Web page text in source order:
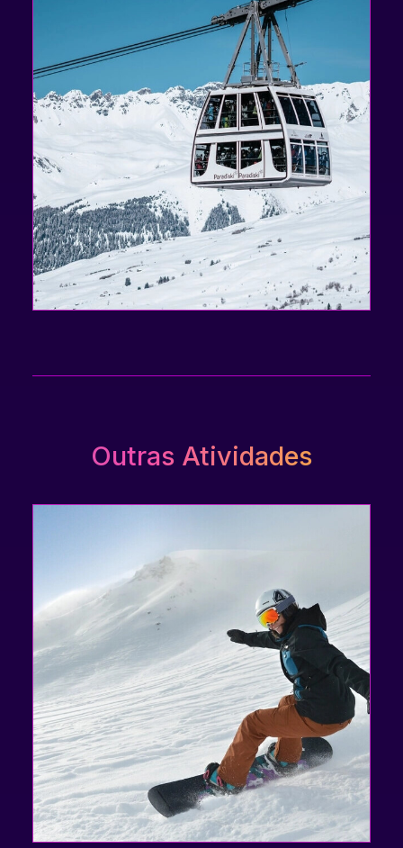
Embarque no Vanoise Express, o teleférico mais
rápido do mundo! Com a experiência VertiGo,
contemple o valor do Ponturin através do piso
transparente e deixe a adrenalina correr solta.
Outras Atividades